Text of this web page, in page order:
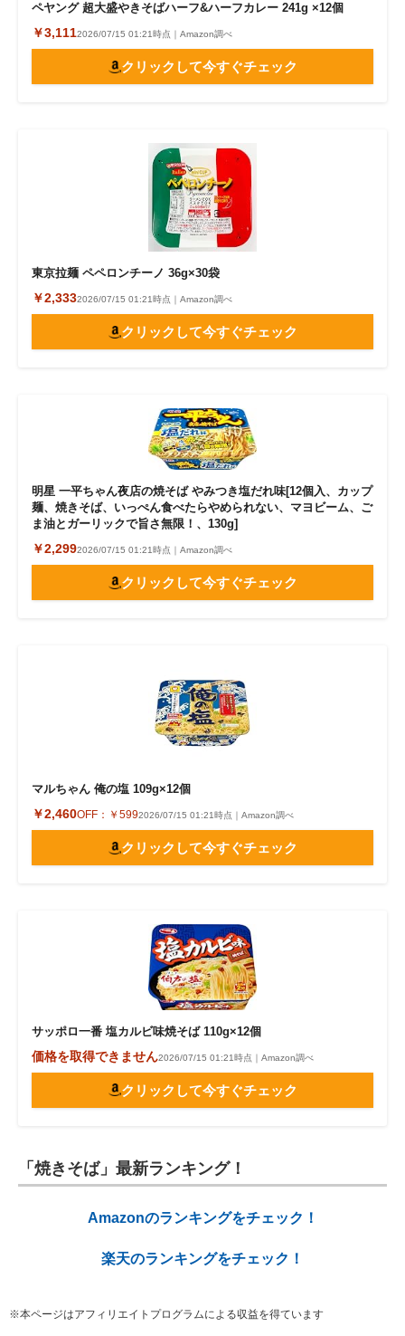
ペヤング 超大盛やきそばハーフ&ハーフカレー 241g ×12個
￥3,1112026/07/15 01:21時点｜Amazon調べ
クリックして今すぐチェック
東京拉麺 ペペロンチーノ 36g×30袋
￥2,3332026/07/15 01:21時点｜Amazon調べ
クリックして今すぐチェック
明星 一平ちゃん夜店の焼そば やみつき塩だれ味[12個入、カップ
麺、焼きそば、いっぺん食べたらやめられない、マヨビーム、ご
ま油とガーリックで旨さ無限！、130g]
￥2,2992026/07/15 01:21時点｜Amazon調べ
クリックして今すぐチェック
マルちゃん 俺の塩 109g×12個
￥2,460OFF： ￥5992026/07/15 01:21時点｜Amazon調べ
クリックして今すぐチェック
サッポロ一番 塩カルビ味焼そば 110g×12個
価格を取得できません2026/07/15 01:21時点｜Amazon調べ
クリックして今すぐチェック
「焼きそば」最新ランキング！
Amazonのランキングをチェック！
楽天のランキングをチェック！
※本ページはアフィリエイトプログラムによる収益を得ています